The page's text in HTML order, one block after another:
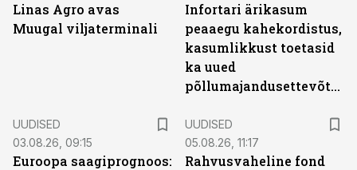
Linas Agro avas
Muugal viljaterminali
Infortari ärikasum
peaaegu kahekordistus,
kasumlikkust toetasid
ka uued
põllumajandusettevõtted
UUDISED
03.08.26, 09:15
Euroopa saagiprognoos:
UUDISED
05.08.26, 11:17
Rahvusvaheline fond